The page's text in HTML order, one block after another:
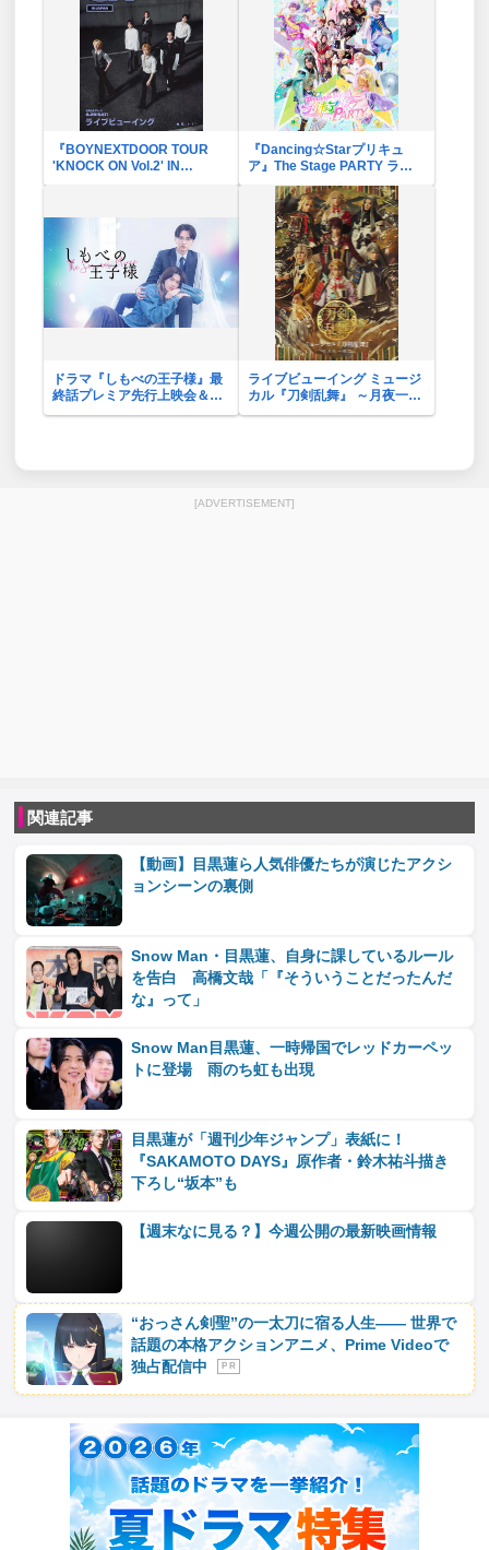
『BOYNEXTDOOR TOUR
'KNOCK ON Vol.2' IN
『Dancing☆Starプリキュ
ア』The Stage PARTY ライ
ドラマ『しもべの王子様』最
終話プレミア先行上映会＆ラ
ライブビューイング ミュージ
カル『刀剣乱舞』 ～月夜一縷
[ADVERTISEMENT]
関連記事
【動画】目黒蓮ら人気俳優たちが演じたアクシ
ョンシーンの裏側
Snow Man・目黒蓮、自身に課しているルール
を告白 高橋文哉「『そういうことだったんだ
な』って」
Snow Man目黒蓮、一時帰国でレッドカーペッ
トに登場 雨のち虹も出現
目黒蓮が「週刊少年ジャンプ」表紙に！
『SAKAMOTO DAYS』原作者・鈴木祐斗描き
下ろし“坂本”も
【週末なに見る？】今週公開の最新映画情報
“おっさん剣聖”の一太刀に宿る人生―― 世界で
話題の本格アクションアニメ、Prime Videoで
独占配信中
P R